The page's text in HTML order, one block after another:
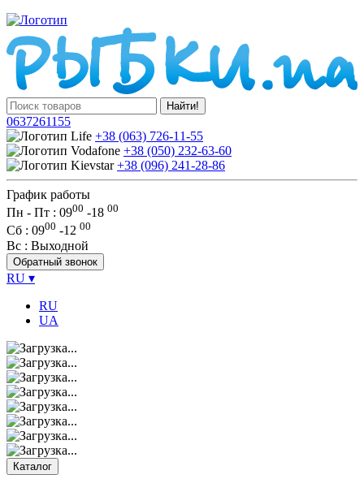
Найти!
0637261155
+38 (063) 726-11-55
+38 (050) 232-63-60
+38 (096) 241-28-86
График работы
Пн - Пт : 0900 -18 00
Сб : 0900 -12 00
Вс : Выходной
Обратный звонок
RU ▾
RU
UA
Каталог